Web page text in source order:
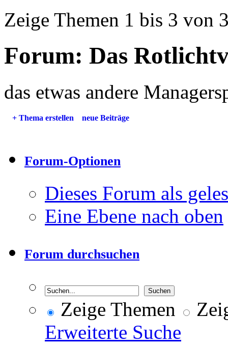
Zeige Themen 1 bis 3 von
Forum: Das
das etwas andere
+ Thema erstellen neue Beiträge
Forum-Optionen
Dieses Forum als
Eine Ebene nach oben
Forum durchsuchen
Zeige Themen
Erweiterte Suche